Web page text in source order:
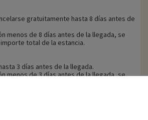
gratuitamente hasta 8 días antes de
menos de 8 días antes de la llegada, se
total de la estancia.
3 días antes de la llegada.
menos de 3 días antes de la llegada, se
contratar un seguro de anulación con su
Suscribir en el momento de la reserva o
a la reserva por teléfono.